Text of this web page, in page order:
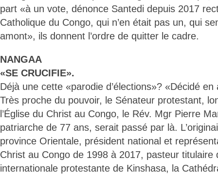
part «à un vote, dénonce Santedi depuis 2017
Catholique du Congo, qui n’en était pas un, qui
amont», ils donnent l’ordre de quitter le cadre.
NANGAA
«SE CRUCIFIE».
Déjà une cette «parodie d’élections»? «Décidé
Très proche du pouvoir, le Sénateur protestant,
l’Église du Christ au Congo, le Rév. Mgr Pierre
patriarche de 77 ans, serait passé par là.
province Orientale, président national et
Christ au Congo de 1998 à 2017, pasteur titulaire
internationale protestante de Kinshasa, la